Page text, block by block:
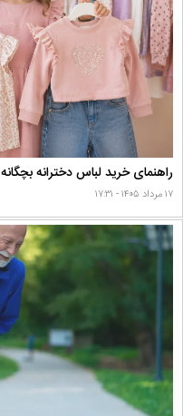
راهنمای خرید لباس دخترانه بچگانه
۱۷ مرداد ۱۴۰۵ - ۱۷:۳۱